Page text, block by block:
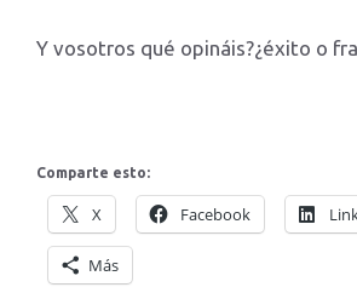
Y vosotros qué opináis?¿éxito o
Comparte esto:
X Facebook
Más